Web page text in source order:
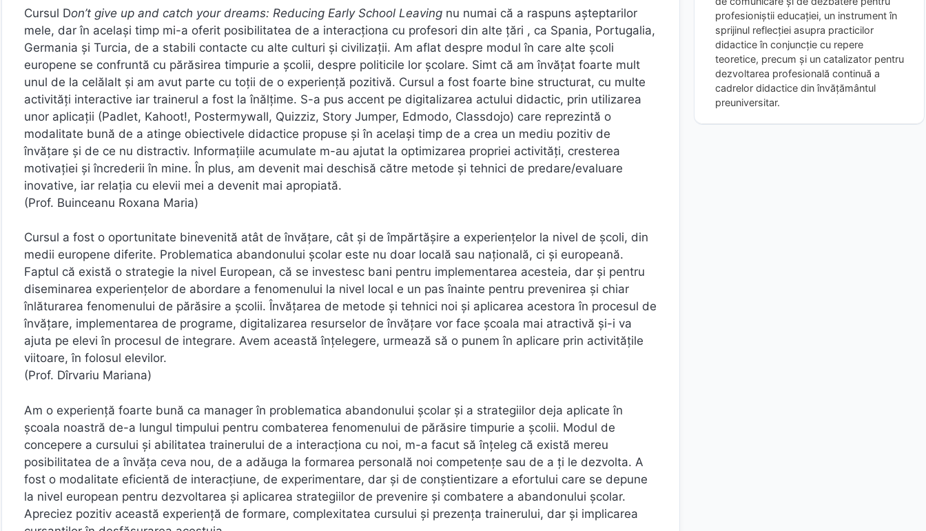
Cursul Don’t give up and catch your dreams: Reducing Early School Leaving nu numai că a raspuns așteptarilor
mele, dar în același timp mi-a oferit posibilitatea de a interacționa cu profesori din alte țări , ca Spania, Portugalia,
Germania și Turcia, de a stabili contacte cu alte culturi și civilizații. Am aflat despre modul în care alte școli
europene se confruntă cu părăsirea timpurie a școlii, despre politicile lor școlare. Simt că am învățat foarte mult
unul de la celălalt și am avut parte cu toții de o experiență pozitivă. Cursul a fost foarte bine structurat, cu multe
activități interactive iar trainerul a fost la înălțime. S-a pus accent pe digitalizarea actului didactic, prin utilizarea
unor aplicații (Padlet, Kahoot!, Postermywall, Quizziz, Story Jumper, Edmodo, Classdojo) care reprezintă o
modalitate bună de a atinge obiectivele didactice propuse și în același timp de a crea un mediu pozitiv de
învățare și de ce nu distractiv. Informațiile acumulate m-au ajutat la optimizarea propriei activități, cresterea
motivației și încrederii în mine. În plus, am devenit mai deschisă către metode și tehnici de predare/evaluare
inovative, iar relația cu elevii mei a devenit mai apropiată.
(Prof. Buinceanu Roxana Maria)
Cursul a fost o oportunitate binevenită atât de învățare, cât și de împărtășire a experiențelor la nivel de școli, din
medii europene diferite. Problematica abandonului școlar este nu doar locală sau națională, ci și europeană.
Faptul că există o strategie la nivel European, că se investesc bani pentru implementarea acesteia, dar și pentru
diseminarea experiențelor de abordare a fenomenului la nivel local e un pas înainte pentru prevenirea și chiar
înlăturarea fenomenului de părăsire a școlii. Învățarea de metode și tehnici noi și aplicarea acestora în procesul de
învățare, implementarea de programe, digitalizarea resurselor de învățare vor face școala mai atractivă și-i va
ajuta pe elevi în procesul de integrare. Avem această înțelegere, urmează să o punem în aplicare prin activitățile
viitoare, în folosul elevilor.
(Prof. Dîrvariu Mariana)
Am o experiență foarte bună ca manager în problematica abandonului școlar și a strategiilor deja aplicate în
școala noastră de-a lungul timpului pentru combaterea fenomenului de părăsire timpurie a școlii. Modul de
concepere a cursului și abilitatea trainerului de a interacționa cu noi, m-a facut să înțeleg că există mereu
posibilitatea de a învăța ceva nou, de a adăuga la formarea personală noi competențe sau de a ți le dezvolta. A
fost o modalitate eficientă de interacțiune, de experimentare, dar și de conștientizare a efortului care se depune
la nivel european pentru dezvoltarea și aplicarea strategiilor de prevenire și combatere a abandonului școlar.
Apreciez pozitiv această experiență de formare, complexitatea cursului și prezența trainerului, dar și implicarea
profesioniștii educației, un instrument în
sprijinul reflecției asupra practicilor
didactice în conjuncție cu repere
teoretice, precum și un catalizator pentru
dezvoltarea profesională continuă a
cadrelor didactice din învățământul
preuniversitar.